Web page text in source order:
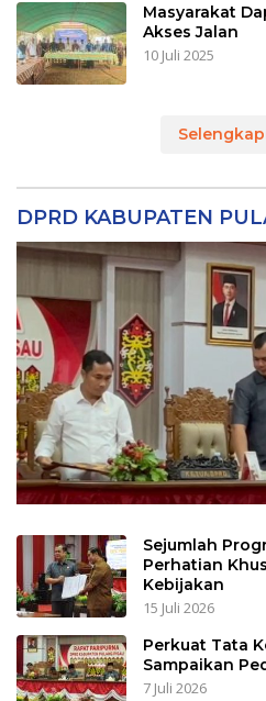
Masyarakat
Akses Jalan
10 Juli 2025
DPRD KABUPATEN
Sejumlah
Perhatian
Kebijakan
15 Juli 2026
Perkuat Tata
Sampaikan
7 Juli 2026